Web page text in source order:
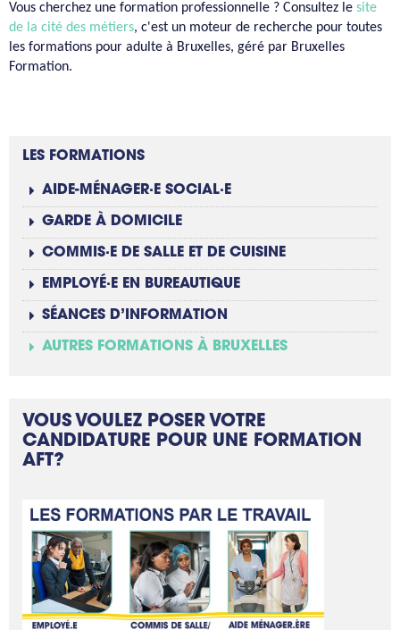
Vous cherchez une formation professionnelle ? Consultez le site
de la cité des métiers, c'est un moteur de recherche pour toutes
les formations pour adulte à Bruxelles, géré par Bruxelles
Formation.
LES FORMATIONS
AIDE-MÉNAGER·E SOCIAL·E
GARDE À DOMICILE
COMMIS·E DE SALLE ET DE CUISINE
EMPLOYÉ·E EN BUREAUTIQUE
SÉANCES D’INFORMATION
AUTRES FORMATIONS À BRUXELLES
VOUS VOULEZ POSER VOTRE
CANDIDATURE POUR UNE FORMATION
AFT?